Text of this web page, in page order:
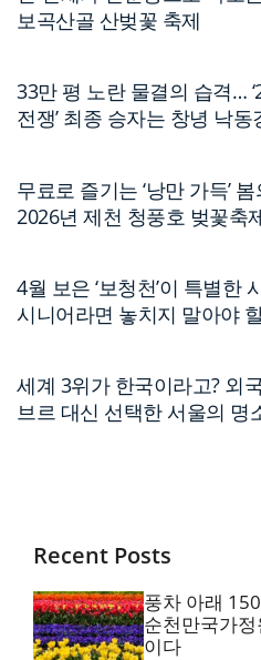
보곡산골 산벚꽃 축제
33만 평 노란 물결의 습격…
전쟁’ 최종 승자는 창녕 낙동
무료로 즐기는 ‘낭만 가득’
2026년 제천 청풍호 벚꽃축
4월 보은 ‘보청천’이 특별한
시니어라면 놓치지 말아야 할
세계 3위가 한국이라고? 외
브르 대신 선택한 서울의 명
Recent Posts
풍차 아래
순천만국가
이다